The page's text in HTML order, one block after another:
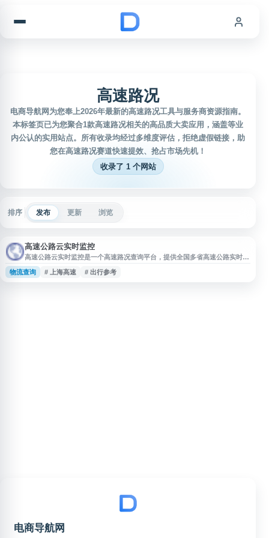
高速路况
电商导航网为您奉上2026年最新的高速路况工具与服务商资源指南。
本标签页已为您聚合1款高速路况相关的高品质大卖应用，涵盖等业
内公认的实用站点。所有收录均经过多维度评估，拒绝虚假链接，助
您在高速路况赛道快速提效、抢占市场先机！
收录了 1 个网站
排序 发布 更新 浏览
高速公路云实时监控
高速公路云实时监控是一个高速路况查询平台，提供全国多省高速公路实时路
况与监控信息查看服务。网站覆盖河南、四川、上海、黑龙江、陕西、贵州、
江苏、浙江、广西等地区，用户可用于查询高速通行情况、道路拥堵和出行参
物流查询 # 上海高速 # 出行参考
电商导航网